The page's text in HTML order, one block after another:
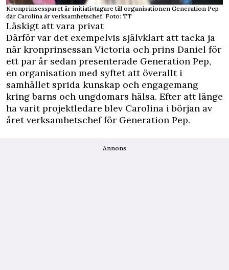
Kronprinsessparet är initiativtagare till organisationen Generation Pep
där Carolina är verksamhetschef. Foto: TT
Läskigt att vara privat
Därför var det exempelvis självklart att tacka ja
när kronprinsessan Victoria och prins Daniel för
ett par år sedan presenterade Generation Pep,
en organisation med syftet att överallt i
samhället sprida kunskap och engagemang
kring barns och ungdomars hälsa. Efter att länge
ha varit projektledare blev Carolina i början av
året verksamhetschef för Generation Pep.
Annons